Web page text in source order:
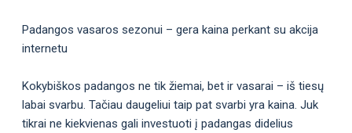
Padangos vasaros sezonui – gera kaina perkant su akcija
internetu
Kokybiškos padangos ne tik žiemai, bet ir vasarai – iš tiesų
labai svarbu. Tačiau daugeliui taip pat svarbi yra kaina. Juk
tikrai ne kiekvienas gali investuoti į padangas didelius